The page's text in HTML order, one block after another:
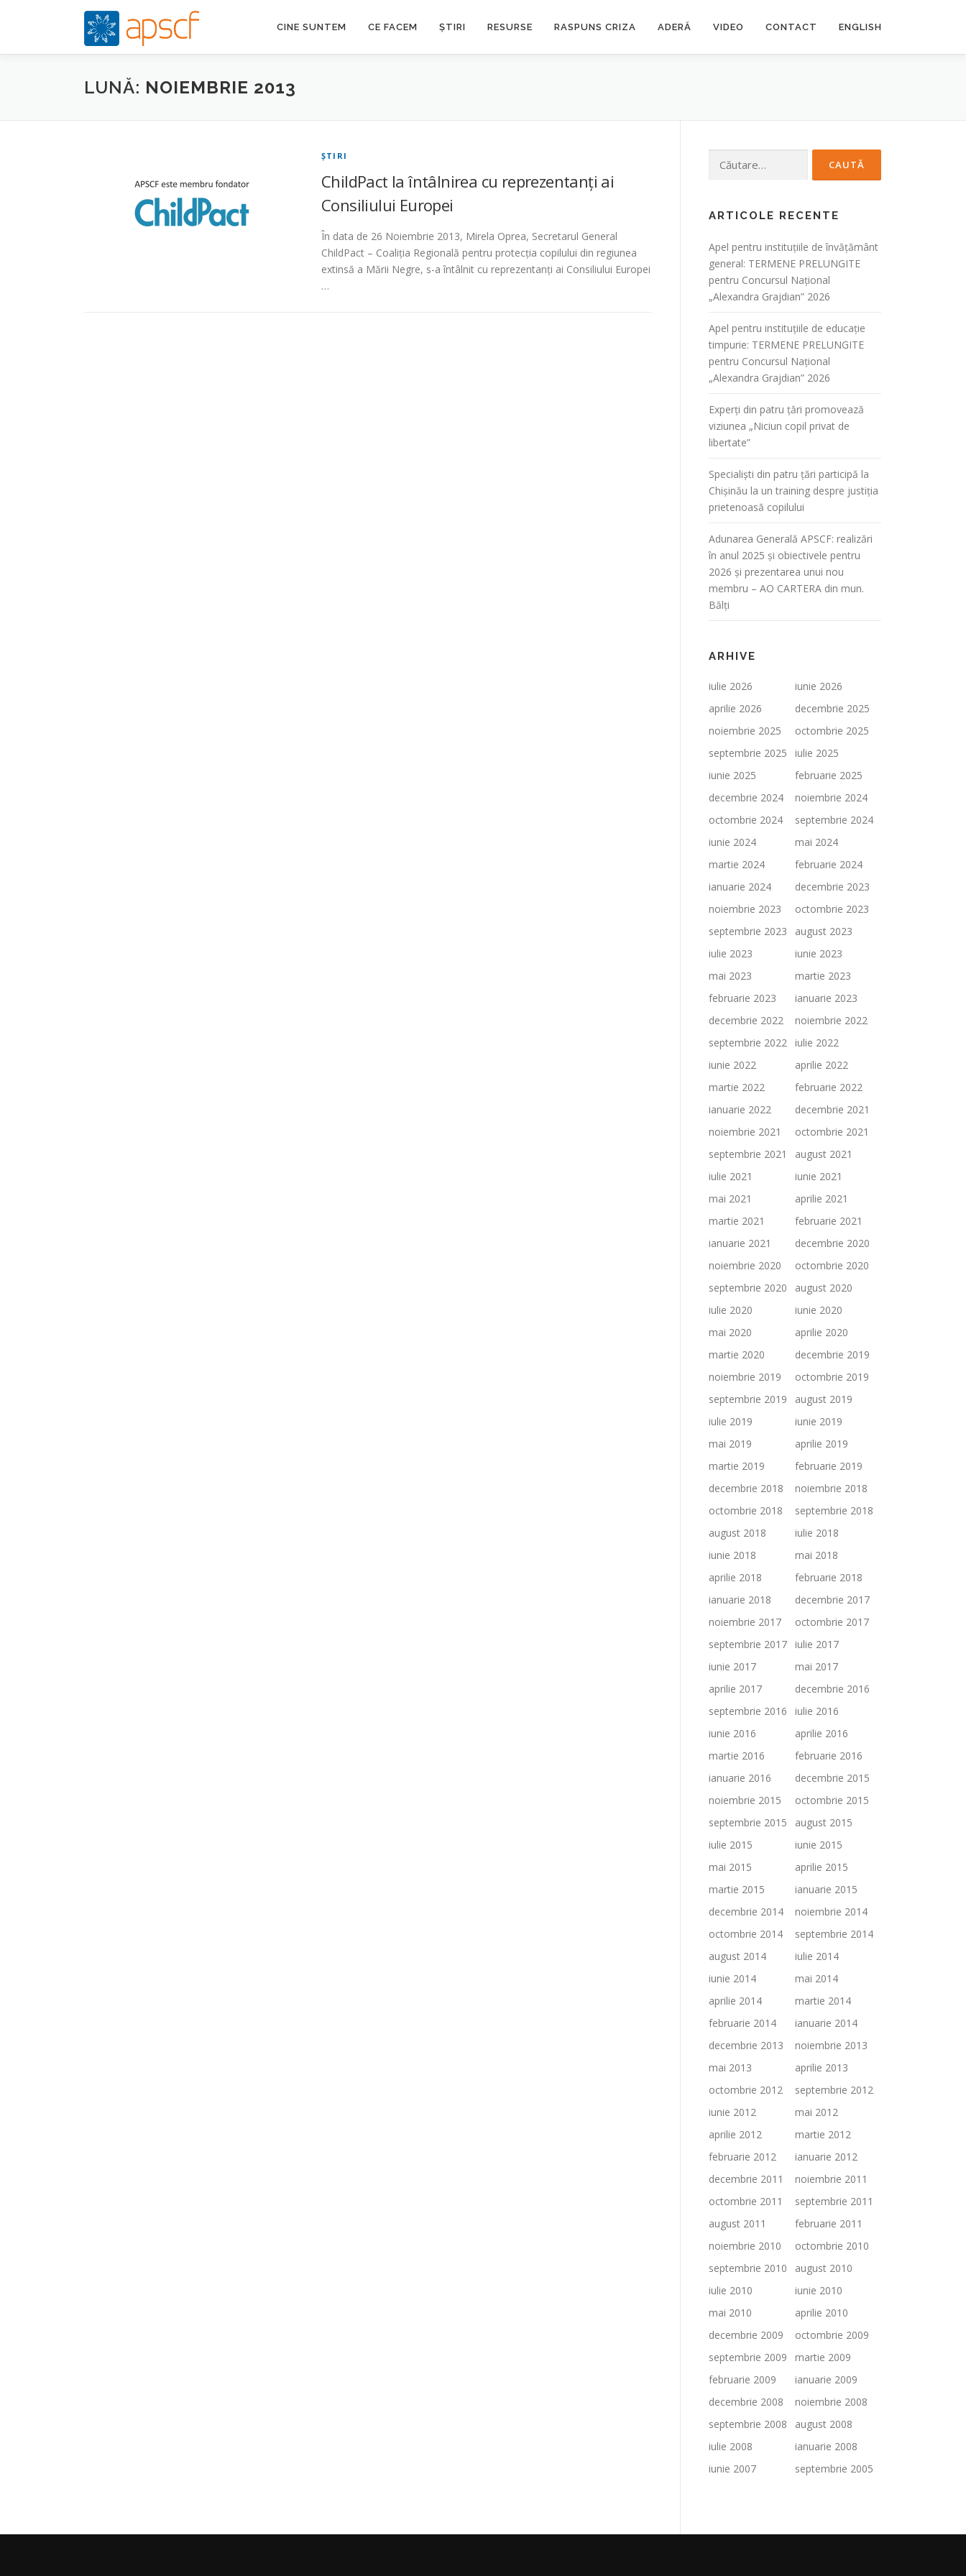
CINE SUNTEM CE FACEM ȘTIRI RESURSE RASPUNS CRIZA ADERĂ VIDEO CONTACT ENGLISH
LUNĂ: NOIEMBRIE 2013
ŞTIRI
ChildPact la întâlnirea cu reprezentanţi ai
Consiliului Europei
În data de 26 Noiembrie 2013, Mirela Oprea, Secretarul General
ChildPact – Coaliţia Regională pentru protecţia copilului din regiunea
extinsă a Mării Negre, s-a întâlnit cu reprezentanţi ai Consiliului Europei
…
după:
ARTICOLE RECENTE
Apel pentru instituțiile de învățământ
general: TERMENE PRELUNGITE
pentru Concursul Național
„Alexandra Grajdian” 2026
Apel pentru instituțiile de educație
timpurie: TERMENE PRELUNGITE
pentru Concursul Național
„Alexandra Grajdian” 2026
Experți din patru țări promovează
viziunea „Niciun copil privat de
libertate”
Specialiști din patru țări participă la
Chișinău la un training despre justiția
prietenoasă copilului
Adunarea Generală APSCF: realizări
în anul 2025 și obiectivele pentru
2026 și prezentarea unui nou
membru – AO CARTERA din mun.
Bălți
ARHIVE
iulie 2026
iunie 2026
aprilie 2026
decembrie 2025
noiembrie 2025
octombrie 2025
septembrie 2025
iulie 2025
iunie 2025
februarie 2025
decembrie 2024
noiembrie 2024
octombrie 2024
septembrie 2024
iunie 2024
mai 2024
martie 2024
februarie 2024
ianuarie 2024
decembrie 2023
noiembrie 2023
octombrie 2023
septembrie 2023
august 2023
iulie 2023
iunie 2023
mai 2023
martie 2023
februarie 2023
ianuarie 2023
decembrie 2022
noiembrie 2022
septembrie 2022 iulie 2022
iunie 2022
aprilie 2022
martie 2022
februarie 2022
ianuarie 2022
decembrie 2021
noiembrie 2021
octombrie 2021
septembrie 2021
august 2021
iulie 2021
iunie 2021
mai 2021
aprilie 2021
martie 2021
februarie 2021
ianuarie 2021
decembrie 2020
noiembrie 2020
octombrie 2020
septembrie 2020
august 2020
iulie 2020
iunie 2020
mai 2020
aprilie 2020
martie 2020
decembrie 2019
noiembrie 2019
octombrie 2019
septembrie 2019
august 2019
iulie 2019
iunie 2019
mai 2019
aprilie 2019
martie 2019
februarie 2019
decembrie 2018
noiembrie 2018
octombrie 2018
septembrie 2018
august 2018
iulie 2018
iunie 2018
mai 2018
aprilie 2018
februarie 2018
ianuarie 2018
decembrie 2017
noiembrie 2017
octombrie 2017
septembrie 2017 iulie 2017
iunie 2017
mai 2017
aprilie 2017
decembrie 2016
septembrie 2016
iulie 2016
iunie 2016
aprilie 2016
martie 2016
februarie 2016
ianuarie 2016
decembrie 2015
noiembrie 2015
octombrie 2015
septembrie 2015
august 2015
iulie 2015
iunie 2015
mai 2015
aprilie 2015
martie 2015
ianuarie 2015
decembrie 2014
noiembrie 2014
octombrie 2014
septembrie 2014
august 2014
iulie 2014
iunie 2014
mai 2014
aprilie 2014
martie 2014
februarie 2014
ianuarie 2014
decembrie 2013
noiembrie 2013
mai 2013
aprilie 2013
octombrie 2012
septembrie 2012
iunie 2012
mai 2012
aprilie 2012
martie 2012
februarie 2012
ianuarie 2012
decembrie 2011
noiembrie 2011
octombrie 2011
septembrie 2011
august 2011
februarie 2011
noiembrie 2010
octombrie 2010
septembrie 2010
august 2010
iulie 2010
iunie 2010
mai 2010
aprilie 2010
decembrie 2009
octombrie 2009
septembrie 2009
martie 2009
februarie 2009
ianuarie 2009
decembrie 2008
noiembrie 2008
septembrie 2008
august 2008
iulie 2008
ianuarie 2008
iunie 2007
septembrie 2005